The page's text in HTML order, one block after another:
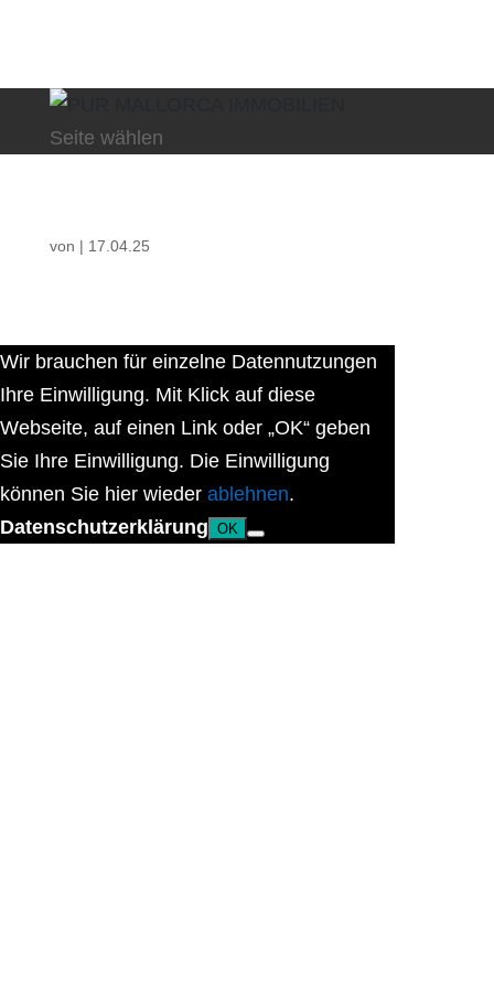
Seite wählen
von | 17.04.25
Wir brauchen für einzelne Datennutzungen
Ihre Einwilligung. Mit Klick auf diese
Webseite, auf einen Link oder „OK“ geben
Sie Ihre Einwilligung. Die Einwilligung
können Sie hier wieder ablehnen.
Datenschutzerklärung OK